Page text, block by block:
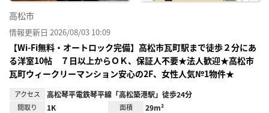
高松市
情報更新日 2026/08/03 10:09
【Wi-Fi無料・オートロック完備】高松市瓦町駅まで徒歩２分にあ
る洋室10帖 ７日以上からＯＫ、保証人不要★法人歓迎★高松市
瓦町ウィークリーマンション安心の2F、女性人気№1物件★
アクセス 高松琴平電鉄琴平線「高松築港駅」徒歩24分
間取り 1K 面積 29m²